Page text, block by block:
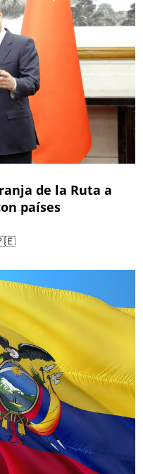
de la Ruta a
países